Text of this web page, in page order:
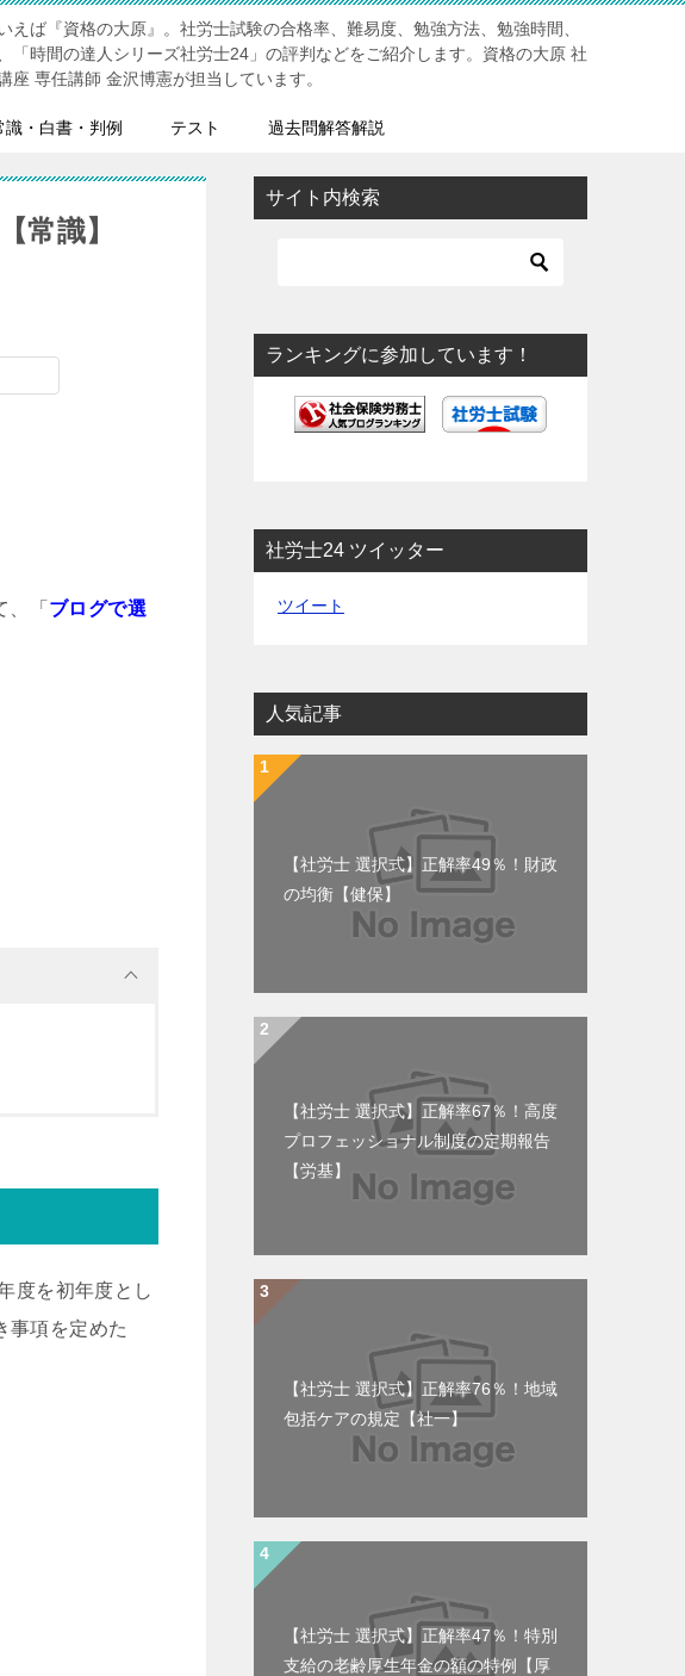
えば『資格の大原』。社労士試験の合格率、難易度、勉強方法、勉強時間、
「時間の達人シリーズ社労士24」の評判などをご紹介します。資格の大原 社
座 専任講師 金沢博憲が担当しています。
識・白書・判例 テスト 過去問解答解説
常識】
、「 ブログで選
度を初年度とし
事項を定めた
サイト内検索
ランキングに参加しています！
社労士24 ツイッター
ツイート
人気記事
【社労士 選択式】正解率49％！財政
の均衡【健保】
【社労士 選択式】正解率67％！高度
プロフェッショナル制度の定期報告
【労基】
【社労士 選択式】正解率76％！地域
包括ケアの規定【社一】
【社労士 選択式】正解率47％！特別
支給の老齢厚生年金の額の特例【厚